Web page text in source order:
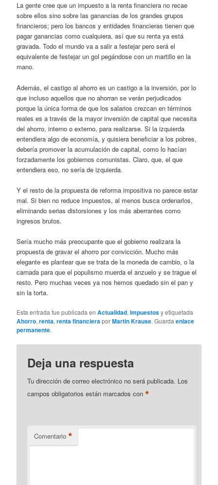
La gente cree que un impuesto a la renta financiera no recae
sobre ellos sino sobre las ganancias de los grandes grupos
financieros; pero los bancos y entidades financieras tienen que
pagar ganancias como cualquiera, así que su renta ya está
gravada. Todo el mundo va a salir a festejar pero será el
equivalente de festejar un gol pegándose con un martillo en la
mano.
Además, el castigo al ahorro es un castigo a la inversión, por lo
que incluso aquellos que no ahorran se verán perjudicados
porque la única forma de que los salarios crezcan en términos
reales es a través de la mayor inversión de capital que necesita
del ahorro, interno o externo, para realizarse. Si la izquierda
entendiera algo de economía, y quisiera beneficiar a los pobres,
debería promover la acumulación de capital, como lo hacían
forzadamente los gobiernos comunistas. Claro, que, el que
entendiera eso, no sería de izquierda.
Y el resto de la propuesta de reforma impositiva no parece estar
mal. Si bien no reduce impuestos, al menos busca ordenarlos,
eliminando serias distorsiones y los más aberrantes como
ingresos brutos.
Sería mucho más preocupante que el gobierno realizara la
propuesta de gravar el ahorro por convicción. Mucho más
elegante es plantear que se trata de la moneda de cambio, o la
carnada para que el populismo muerda el anzuelo y se trague el
resto. Pero muchas veces ya nos hemos quedado sin el pan y
sin la torta.
Esta entrada fue publicada enActualidad,Impuestosy etiquetada
Ahorro,renta,renta financieraporMartin Krause. Guardaenlace
permanente.
Deja una respuesta
Tu dirección de correo electrónico no será publicada. Los
campos obligatorios están marcados con*
Comentario *